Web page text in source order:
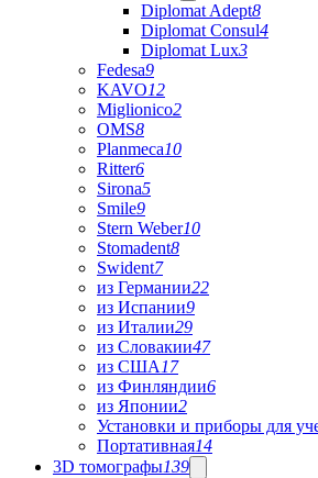
Diplomat Adept8
Diplomat Consul4
Diplomat Lux3
Fedesa9
KAVO12
Miglionico2
OMS8
Planmeca10
Ritter6
Sirona5
Smile9
Stern Weber10
Stomadent8
Swident7
из Германии22
из Испании9
из Италии29
из Словакии47
из США 17
из Финляндии6
из Японии2
Установки и приборы для
Портативная14
3D томографы139